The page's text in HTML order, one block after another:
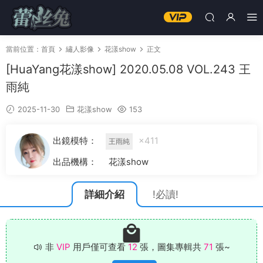
當前位置： 首頁 繡人影像 花漾show 正文
[HuaYang花漾show] 2020.05.08 VOL.243 王
雨純
2025-11-30 花漾show 153
出鏡模特： 王雨純
×411
出品機構：
花漾show
詳細介紹 !必讀!
非 VIP 用戶僅可查看 12 張，圖集專輯共 71 張~